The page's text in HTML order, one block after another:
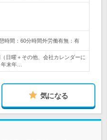
時間：60分時間外労働有無：有
日曜＋その他、会社カレンダーに
末年…
気になる